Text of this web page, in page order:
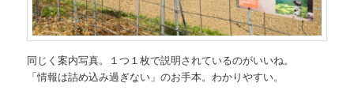
同じく案内写真。１つ１枚で説明されているのがいいね。
「情報は詰め込み過ぎない」のお手本。わかりやすい。